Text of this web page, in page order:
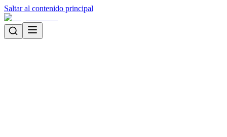
Saltar al contenido principal